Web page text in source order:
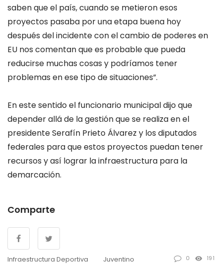
saben que el país, cuando se metieron esos
proyectos pasaba por una etapa buena hoy
después del incidente con el cambio de poderes en
EU nos comentan que es probable que pueda
reducirse muchas cosas y podríamos tener
problemas en ese tipo de situaciones”.
En este sentido el funcionario municipal dijo que
depender allá de la gestión que se realiza en el
presidente Serafín Prieto Álvarez y los diputados
federales para que estos proyectos puedan tener
recursos y así lograr la infraestructura para la
demarcación.
Comparte
Infraestructura Deportiva Juventino 0 191